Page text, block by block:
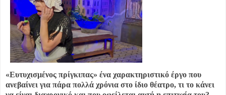
«Ευτυχισμένος πρίγκιπας» ένα χαρακτηριστικό έργο που
ανεβαίνει για πάρα πολλά χρόνια στο ίδιο θέατρο, τι το κάνει